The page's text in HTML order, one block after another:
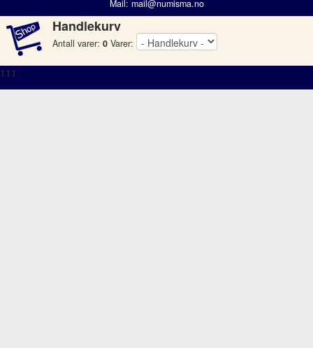
Mail: mail@numisma.no
Handlekurv
Antall varer: 0 Varer:
111